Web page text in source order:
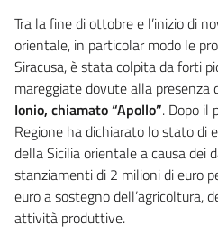
Tra la fine di ottobre e l’inizio di
orientale, in particolar modo le
Siracusa, è stata colpita da forti
mareggiate dovute alla presenza
Ionio, chiamato “Apollo”. Dopo il
Regione ha dichiarato lo stato di
della Sicilia orientale a causa dei
stanziamenti di 2 milioni di euro
euro a sostegno dell’agricoltura,
attività produttive.